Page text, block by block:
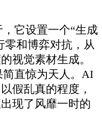
它设置一个“生成
零和博弈对抗，从
视觉素材生成。
直惊为天人。AI
假乱真的程度，
现了风靡一时的